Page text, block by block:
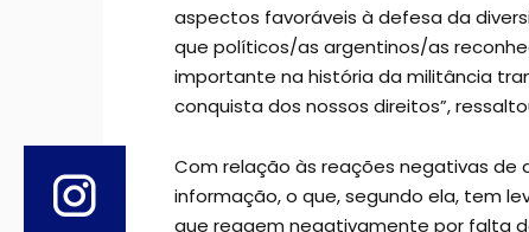
aspectos favoráveis à defesa da
que políticos/as argentinos/as
importante na história da militância
conquista dos nossos direitos”,
Com relação às reações negativas de
informação, o que, segundo ela, tem
que reagem negativamente por falta